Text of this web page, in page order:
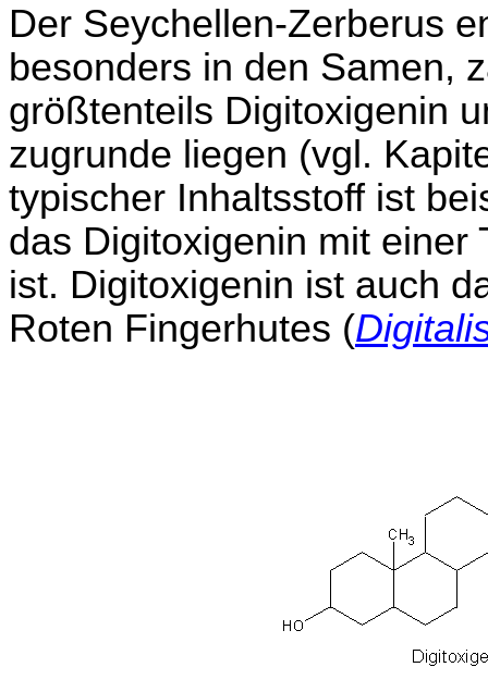
Der Seychellen-Zerberus
besonders in den Samen,
größtenteils Digitoxigenin
zugrunde liegen (vgl.
typischer Inhaltsstoff ist
das Digitoxigenin mit einer
ist. Digitoxigenin ist auch
Roten Fingerhutes (